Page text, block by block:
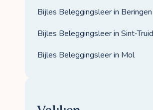
Bijles Beleggingsleer in Beringen
Bijles Beleggingsleer in
Bijles Beleggingsleer in Mol